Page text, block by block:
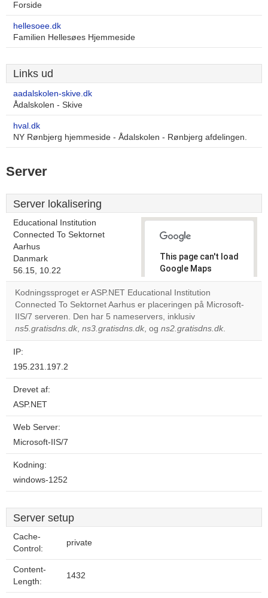
Forside
hellesoee.dk
Familien Hellesøes Hjemmeside
Links ud
aadalskolen-skive.dk
Ådalskolen - Skive
hval.dk
NY Rønbjerg hjemmeside - Ådalskolen - Rønbjerg afdelingen.
Server
Server lokalisering
Educational Institution
Connected To Sektornet
Aarhus
Danmark
56.15, 10.22
This page can't load
Google Maps
correctly.
Do you
own this
website?
Kodningssproget er ASP.NET Educational Institution
Connected To Sektornet Aarhus er placeringen på Microsoft-
IIS/7 serveren. Den har 5 nameservers, inklusiv
ns5.gratisdns.dk, ns3.gratisdns.dk, og ns2.gratisdns.dk.
IP:
195.231.197.2
Drevet af:
ASP.NET
Web Server:
Microsoft-IIS/7
Kodning:
windows-1252
Server setup
Cache-
Control:
private
Content-
Length:
1432